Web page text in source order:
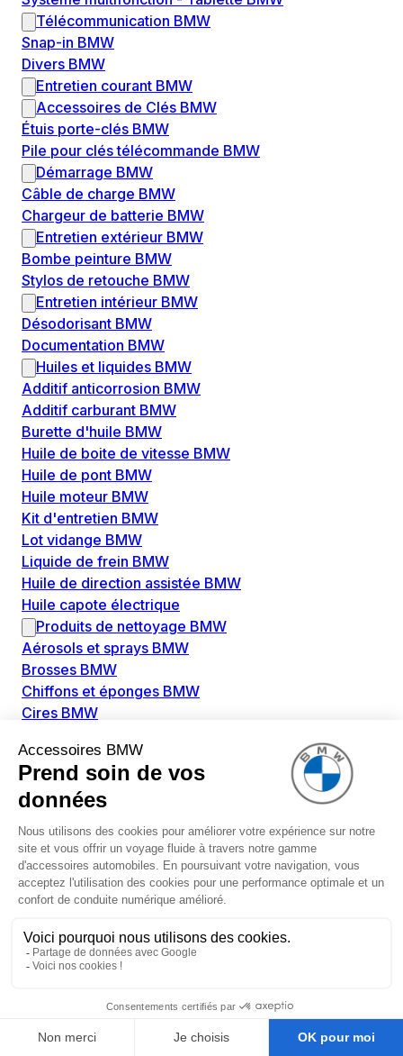
Télécommunication BMW
Snap-in BMW
Divers BMW
Entretien courant BMW
Accessoires de Clés BMW
Étuis porte-clés BMW
Pile pour clés télécommande BMW
Démarrage BMW
Câble de charge BMW
Chargeur de batterie BMW
Entretien extérieur BMW
Bombe peinture BMW
Stylos de retouche BMW
Entretien intérieur BMW
Désodorisant BMW
Documentation BMW
Huiles et liquides BMW
Additif anticorrosion BMW
Additif carburant BMW
Burette d'huile BMW
Huile de boite de vitesse BMW
Huile de pont BMW
Huile moteur BMW
Kit d'entretien BMW
Lot vidange BMW
Liquide de frein BMW
Huile de direction assistée BMW
Huile capote électrique
Produits de nettoyage BMW
Aérosols et sprays BMW
Brosses BMW
Chiffons et éponges BMW
Cires BMW
Dégivrant et gratte-vitre BMW
Détachants BMW
Disolvants BMW
Nettoyant intérieur BMW
Nettoyant extérieur BMW
Pièces détachées BMW
Alimentation Carburant BMW
Boitier papillon BMW
Faisceau de câble pour réservoir avec pompe
d'aspiration BMW
Pompe à carburant BMW
Pompe diesel BMW